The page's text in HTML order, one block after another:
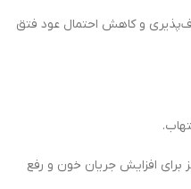
و کاهش احتمال عود فتق
برای افزایش جریان خون و رفع